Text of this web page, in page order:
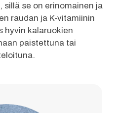
sillä se on erinomainen ja
raudan ja K-vitamiinin
hyvin kalaruokien
paistettuna tai